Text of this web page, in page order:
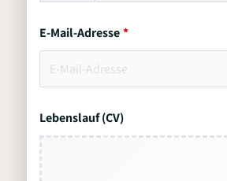
E-Mail-Adresse
Lebenslauf (CV)